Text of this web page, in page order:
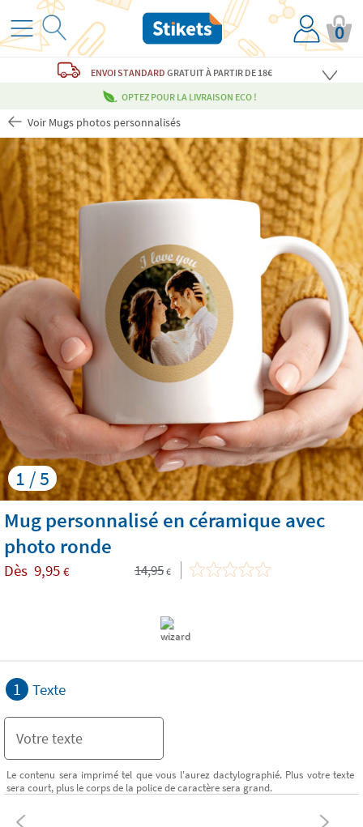
0
ENVOI STANDARDGRATUITÀ PARTIR DE 18€
OPTEZ POUR LA LIVRAISON ECO !
Voir Mugs photos personnalisés
1 / 5
Mug personnalisé en céramique avec
photo ronde
Dès 9,95 € 14,95 €
1 Texte
Le contenu sera imprimé tel que vous l'aurez dactylographié. Plus votre texte
sera court, plus le corps de la police de caractère sera grand.